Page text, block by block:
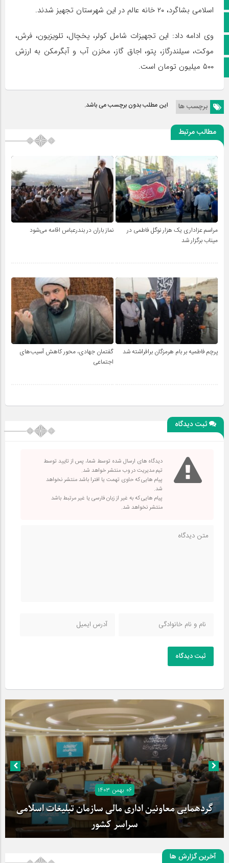
اپلیکیشن بیرق
اسلامی بشاگرد، ۲۰ خانه عالم در این شهرستان تجهیز شدند.
وی ادامه داد: این تجهیزات شامل کولر، یخچال، تلویزیون، فرش،
موکت، سیلندرگاز، پتو، اجاق گاز، مخزن آب و آبگرمکن به ارزش
۵۰۰ میلیون تومان است.
برچسب ها این مطلب بدون برچسب می باشد.
مطالب مرتبط
مراسم عزاداری یک هزار نوگل فاطمی در
میناب برگزار شد
نماز باران در بندرعباس اقامه می‌شود
پرچم فاطمیه بر بام هرمزگان برافراشته شد
گفتمان جهادی، محور کاهش آسیب‌های
اجتماعی
ثبت دیدگاه
دیدگاه های ارسال شده توسط شما، پس از تایید توسط
تیم مدیریت در وب منتشر خواهد شد.
پیام هایی که حاوی تهمت یا افترا باشد منتشر نخواهد
شد.
پیام هایی که به غیر از زبان فارسی یا غیر مرتبط باشد
منتشر نخواهد شد.
ثبت دیدگاه
۰۶ بهمن ۱۴۰۳
گردهمایی معاونین اداری مالی سازمان تبلیغات اسلامی
سراسر کشور
آخرین گزارش ها